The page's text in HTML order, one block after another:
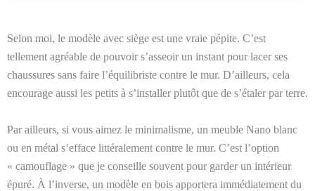
Selon moi, le modèle avec siège est une vraie pépite. C’est
tellement agréable de pouvoir s’asseoir un instant pour lacer ses
chaussures sans faire l’équilibriste contre le mur. D’ailleurs, cela
encourage aussi les petits à s’installer plutôt que de s’étaler par terre.
Par ailleurs, si vous aimez le minimalisme, un meuble Nano blanc
ou en métal s’efface littéralement contre le mur. C’est l’option
« camouflage » que je conseille souvent pour garder un intérieur
épuré. À l’inverse, un modèle en bois apportera immédiatement du